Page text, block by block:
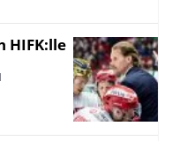
HIFK:lle